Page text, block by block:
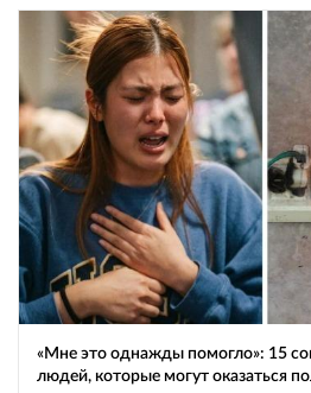
«Мне это однажды помогло»: 15
людей, которые могут оказаться